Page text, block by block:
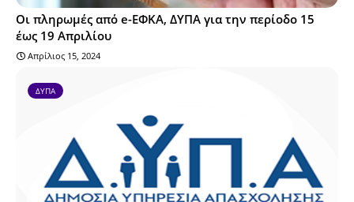
Οι πληρωμές από e-ΕΦΚΑ, ΔΥΠΑ για την περίοδο 15
έως 19 Απριλίου
Απρίλιος 15, 2024
ΔΥΠΑ